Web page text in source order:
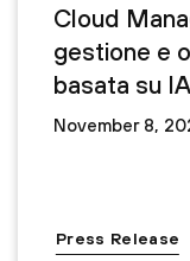
Cloud
gestione e
basata su
November 8,
Press Release